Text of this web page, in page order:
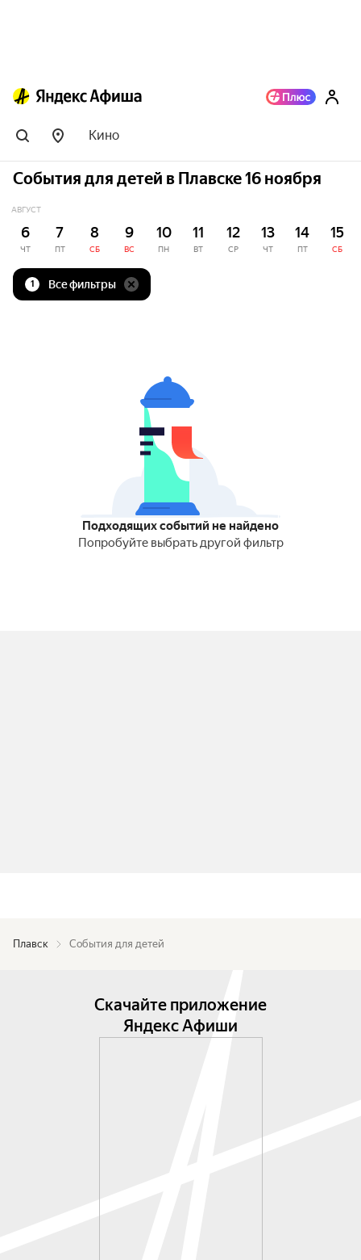
Кино
События для детей в Плавске 16 ноября
АВГУСТ
6
ЧТ
7
ПТ
8
СБ
9
ВС
10
ПН
11
ВТ
12
СР
13
ЧТ
14
ПТ
15
СБ
1 Все фильтры
Подходящих событий не найдено
Попробуйте выбрать другой фильтр
Плавск События для детей
Скачайте приложение
Яндекс Афиши